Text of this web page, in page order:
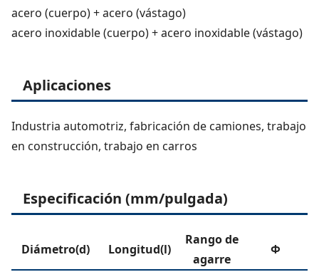
acero (cuerpo) + acero (vástago)
acero inoxidable (cuerpo) + acero inoxidable (vástago)
Aplicaciones
Industria automotriz, fabricación de camiones, trabajo
en construcción, trabajo en carros
Especificación (mm/pulgada)
Diámetro(d) Longitud(l)
Rango de
agarre
Φ